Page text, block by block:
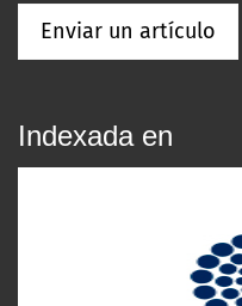
Enviar un artículo
Indexada en